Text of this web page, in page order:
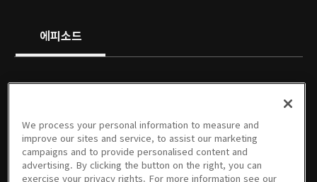
에피소드
01회
1시간 4분
02회
1시간 3분
03회
1시간 3분
04회
1시간 1분
05회
1시간 1분
We process your personal information to measure and
improve our sites and service, to assist our marketing
campaigns and to provide personalised content and
advertising. By clicking the button on the right, you can
exercise your privacy rights. For more information see our